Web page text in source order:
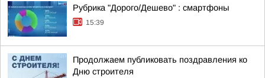
Рубрика "Дорого/Дешево" : смартфоны
15:39
Продолжаем публиковать поздравления ко
Дню строителя